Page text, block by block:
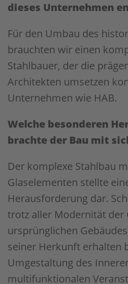
dieses Unternehmen
Für den Umbau des
brauchten wir einen
Stahlbauer, der die
Architekten umsetzen
Unternehmen wie HAB.
Welche besonderen
brachte der Bau mit
Der komplexe Stahlbau
Glaselementen stellte
Herausforderung dar.
trotz aller Modernität der
ursprünglichen
seiner Herkunft erhalten
Umgestaltung des
multifunktionalen